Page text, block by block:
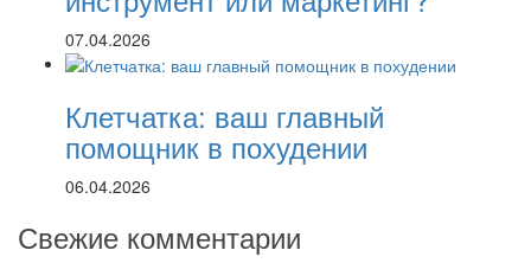
07.04.2026
Клетчатка: ваш главный
помощник в похудении
06.04.2026
Свежие комментарии